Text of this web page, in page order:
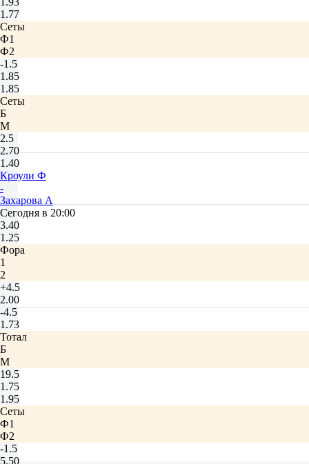
1.77
Сеты
Ф1
Ф2
-1.5
1.85
1.85
Сеты
Б
М
2.5
2.70
1.40
Кроули Ф
-
Захарова А
Сегодня в 20:00
3.40
1.25
Фора
1
2
+4.5
2.00
-4.5
1.73
Тотал
Б
М
19.5
1.75
1.95
Сеты
Ф1
Ф2
-1.5
5.50